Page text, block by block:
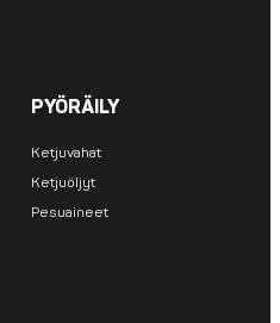
PYÖRÄILY
Ketjuvahat
Ketjuöljyt
Pesuaineet